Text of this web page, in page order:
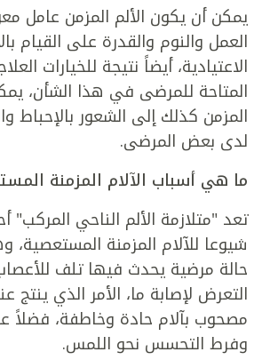
يمكن أن يكون الألم المزمن عامل
العمل والنوم والقدرة على القيام
الاعتيادية، أيضاً نتيجة للخيارات
المتاحة للمرضى في هذا الشأن،
المزمن كذلك إلى الشعور بالإحباط
لدى بعض المرضى.
ما هي أسباب الآلام المزمنة
تعد "متلازمة الألم الناحي المركب"
شيوعا للآلام المزمنة
حالة مرضية يحدث فيها تلف
التعرض لإصابة ما، الأمر الذي ينتج
مصحوب بآلام حادة وخاطفة، فضلاً
وفرط التحسس نحو اللمس.